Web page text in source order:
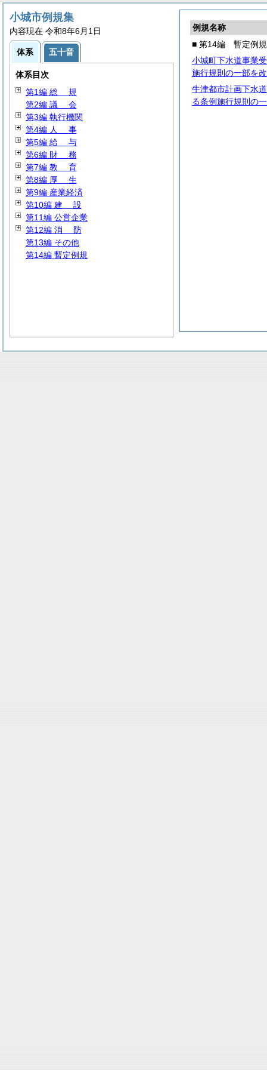
例規名称
■ 第14編 暫定例規
小城町下水道事業
施行規則の一部を
牛津都市計画下水
る条例施行規則の
小城市例規集
内容現在 令和8年6月1日
体系 五十音
体系目次
第1編 総 規
第2編 議 会
第3編 執行機関
第4編 人 事
第5編 給 与
第6編 財 務
第7編 教 育
第8編 厚 生
第9編 産業経済
第10編 建 設
第11編 公営企業
第12編 消 防
第13編 その他
第14編 暫定例規